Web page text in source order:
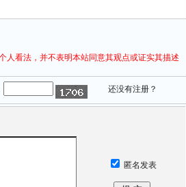
人看法，并不表明本站同意其观点或证实其描述
还没有注册？
匿名发表